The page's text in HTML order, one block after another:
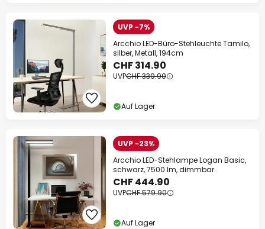
UVP -7%
Arcchio LED-Büro-Stehleuchte Tamilo,
silber, Metall, 194cm
CHF 314.90
UVPCHF 339.90
Auf Lager
UVP -23%
Arcchio LED-Stehlampe Logan Basic,
schwarz, 7500 lm, dimmbar
CHF 444.90
UVPCHF 579.90
Auf Lager